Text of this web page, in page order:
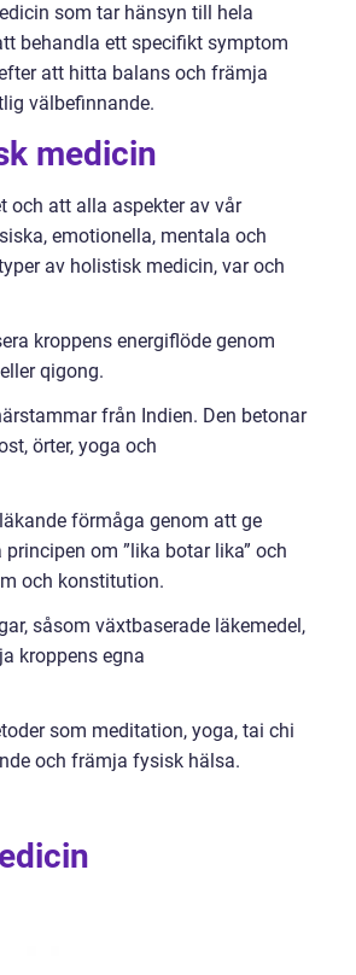
som tar hänsyn till hela
behandla ett specifikt symptom
att hitta balans och främja
välbefinnande.
medicin
och att alla aspekter av vår
emotionella, mentala och
av holistisk medicin, var och
kroppens energiflöde genom
qigong.
från Indien. Den betonar
örter, yoga och
förmåga genom att ge
om ”lika botar lika” och
och konstitution.
såsom växtbaserade läkemedel,
kroppens egna
som meditation, yoga, tai chi
och främja fysisk hälsa.